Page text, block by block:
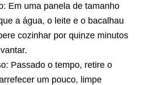
Em uma panela de tamanho
a água, o leite e o bacalhau
cozinhar por quinze minutos
Passado o tempo, retire o
um pouco, limpe